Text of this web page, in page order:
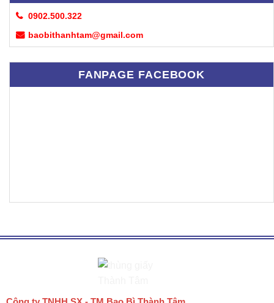
0902.500.322
baobithanhtam@gmail.com
FANPAGE FACEBOOK